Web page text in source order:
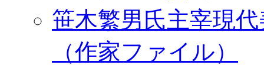
笹木繁男氏主宰現
（作家ファイル）